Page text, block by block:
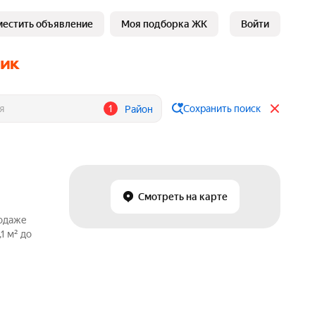
объявление Моя подборка ЖК Войти
1 Район Сохранить поиск
Смотреть на карте
м² до